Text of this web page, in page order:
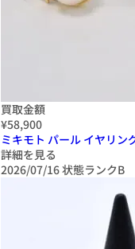
買取金額
¥58,900
ミキモト パール イヤリ
詳細を見る
2026/07/16状態ランクB